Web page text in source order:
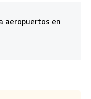
aeropuertos en